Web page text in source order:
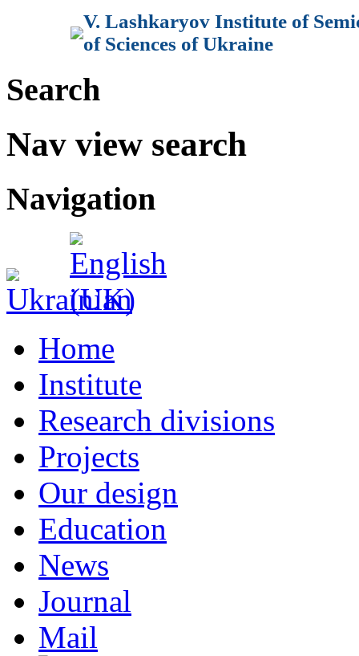
V. Lashkaryov Institute of
of Sciences of Ukraine
Search
Nav view search
Navigation
Home
Institute
Research divisions
Projects
Our design
Education
News
Journal
Mail